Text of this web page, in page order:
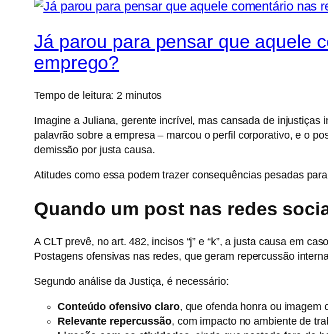
Já parou para pensar que aquele
emprego?
Tempo de leitura: 2 minutos
Imagine a Juliana, gerente incrível, mas cansada de
palavrão sobre a empresa – marcou o perfil corporativo, e o
demissão por justa causa.
Atitudes como essa podem trazer consequências pesadas
Quando um post nas redes
A CLT prevê, no art. 482, incisos “j” e “k”, a justa causa em
Postagens ofensivas nas redes, que geram repercussão
Segundo análise da Justiça, é necessário:
Conteúdo ofensivo claro, que ofenda honra ou imagem
Relevante repercussão, com impacto no ambiente de